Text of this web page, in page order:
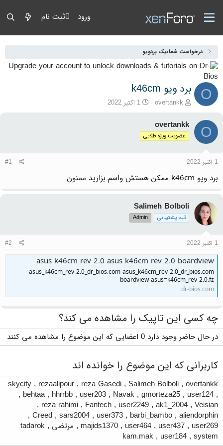
ورود ثبت نام
درخواست شماتیک بردویو
O برد ویو k46cm
آغازگر گفتمان
overtankk تاریخ شروع
1 اکتبر 2022
O
overtankk
عضویت ویژه طلایی
1 اکتبر 2022 #1
برد ویو k46cm ممکن هستش واسم بزارید ممنون
Salimeh Bolboli
تیم پشتیبانی Admin
1 اکتبر 2022 #2
asus k46cm rev 2.0 asus k46cm rev 2.0 boardview
asus_k46cm_rev-2.0_dr_bios.com asus_k46cm_rev-2.0_dr_bios.com
boardview asus=k46cm_rev-2.0.fz
dr-bios.com
چه کسی این تاپیک را مشاهده می کند؟
در حال حاضر وجود دارد 0 اعضایی که این موضوع را مشاهده می کنند
کاربرانی که این موضوع را خوانده اند
overtankk
,
Salimeh Bolboli
,
reza Gasedi
,
rezaalipour
,
skycity
,
user124
,
gmorteza25
,
Navak
,
user203
,
hhrrbb
,
behtaa
,
Veisian
,
ak1_2004
,
user2249
,
Fantech
,
reza rahimi
,
aliendorphin
,
barbi_bambo
,
user373
,
sars2004
,
Creed
,
user269
,
user437
,
user464
,
majids1370
, مرتضی ,
tadarok
system
,
user184
,
kam.mak